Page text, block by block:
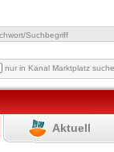
Suchbegriff
nur in Kanal Marktplatz
Aktuell